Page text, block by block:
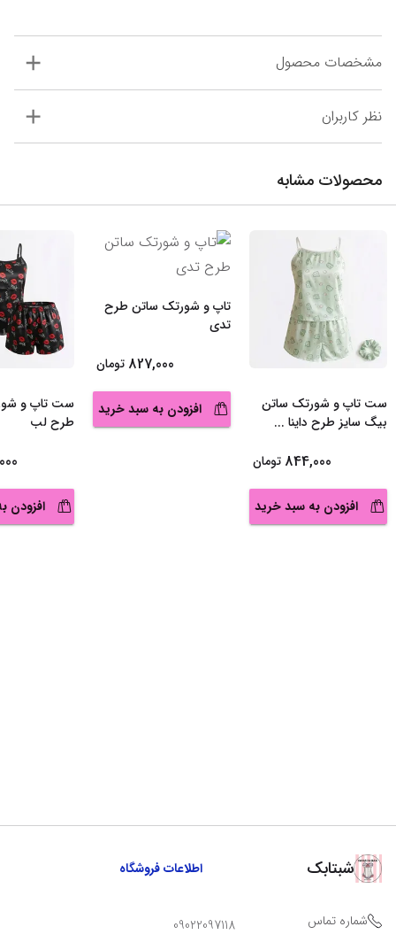
مشخصات محصول
نظر کاربران
محصولات مشابه
ست تاپ و شورتک ساتن
بیگ سایز طرح داینا ...
844,000 تومان
افزودن به سبد خرید
تاپ و شورتک ساتن طرح
تدی
827,000 تومان
افزودن به سبد خرید
ست تاپ و
طرح لب
افزودن
شبتابک اطلاعات فروشگاه
شماره تماس 09022097118